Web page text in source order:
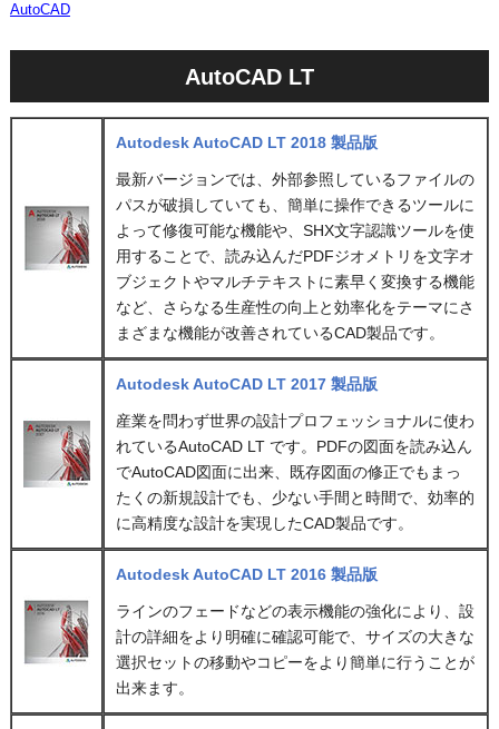
AutoCAD
AutoCAD LT
Autodesk AutoCAD LT 2018 製品版
最新バージョンでは、外部参照しているファイルの
パスが破損していても、簡単に操作できるツールに
よって修復可能な機能や、SHX文字認識ツールを使
用することで、読み込んだPDFジオメトリを文字オ
ブジェクトやマルチテキストに素早く変換する機能
など、さらなる生産性の向上と効率化をテーマにさ
まざまな機能が改善されているCAD製品です。
Autodesk AutoCAD LT 2017 製品版
産業を問わず世界の設計プロフェッショナルに使わ
れているAutoCAD LT です。PDFの図面を読み込ん
でAutoCAD図面に出来、既存図面の修正でもまっ
たくの新規設計でも、少ない手間と時間で、効率的
に高精度な設計を実現したCAD製品です。
Autodesk AutoCAD LT 2016 製品版
ラインのフェードなどの表示機能の強化により、設
計の詳細をより明確に確認可能で、サイズの大きな
選択セットの移動やコピーをより簡単に行うことが
出来ます。